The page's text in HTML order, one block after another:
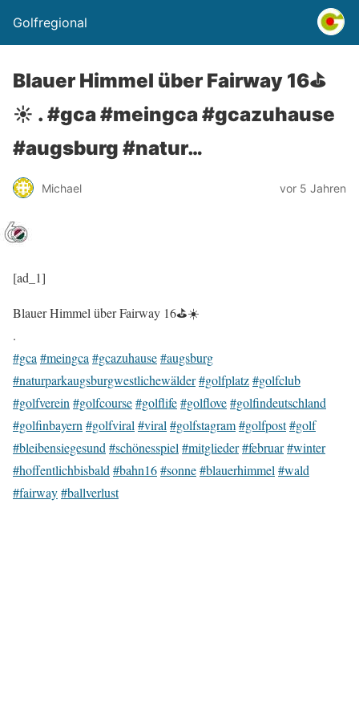
Golfregional
Blauer Himmel über Fairway 16⛳️
☀️ . #gca #meingca #gcazuhause
#augsburg #natur…
Michael vor 5 Jahren
[ad_1]
Blauer Himmel über Fairway 16⛳️☀️
.
#gca #meingca #gcazuhause#augsburg
#naturparkaugsburgwestlichewälder#golfplatz#golfclub
#golfverein #golfcourse#golflife#golflove#golfindeutschland
#golfinbayern #golfviral #viral #golfstagram#golfpost#golf
#bleibensiegesund #schönesspiel #mitglieder#februar#winter
#hoffentlichbisbald #bahn16#sonne#blauerhimmel #wald
#fairway#ballverlust